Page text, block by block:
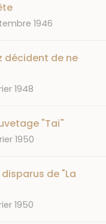
1946
décident de ne
1948
"Taï"
1950
de "La
1950